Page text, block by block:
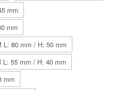
mm
mm
L: 80 mm / H: 50 mm
L: 55 mm / H: 40 mm
mm